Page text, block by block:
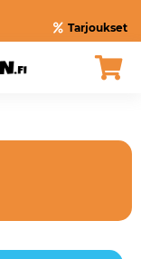
Tarjoukset